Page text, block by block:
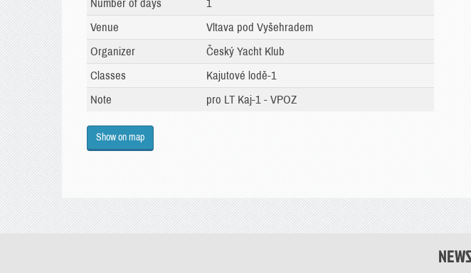
Number of days
1
Venue
Vltava pod Vyšehradem
Organizer
Český Yacht Klub
Classes
Kajutové lodě-1
Note
pro LT Kaj-1 - VPOZ
Show on map